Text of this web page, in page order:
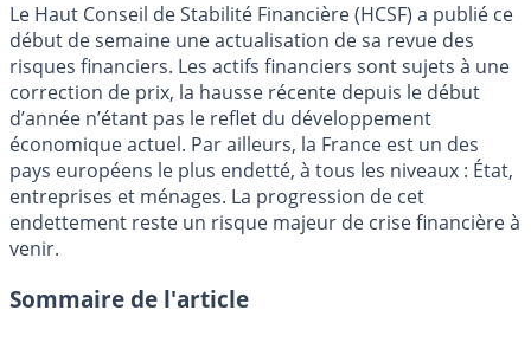
Le Haut Conseil de Stabilité Financière (HCSF) a publié ce
début de semaine une actualisation de sa revue des
risques financiers. Les actifs financiers sont sujets à une
correction de prix, la hausse récente depuis le début
d’année n’étant pas le reflet du développement
économique actuel. Par ailleurs, la France est un des
pays européens le plus endetté, à tous les niveaux : État,
entreprises et ménages. La progression de cet
endettement reste un risque majeur de crise financière à
venir.
Sommaire de l'article